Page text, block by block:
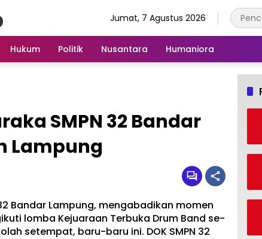
Jumat, 7 Agustus 2026
Hukum Politik Nusantara Humaniora
SMPN 32 Bandar
Lampung
Bandar Lampung, mengabadikan momen
lomba Kejuaraan Terbuka Drum Band se-
setempat, baru-baru ini. DOK SMPN 32